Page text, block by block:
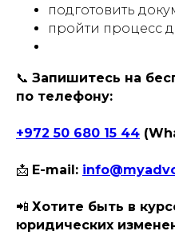
подготовить
пройти процесс
📞 Запишитесь на
по телефону:
+972 50 680 15 44
📩 E-mail:
📲 Хотите быть в
юридических